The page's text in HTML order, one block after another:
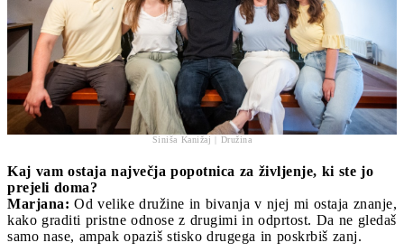
Siniša Kanižaj | Družina
Kaj vam ostaja največja popotnica za življenje, ki ste jo
prejeli doma?
Marjana: Od velike družine in bivanja v njej mi ostaja znanje,
kako graditi pristne odnose z drugimi in odprtost. Da ne gledaš
samo nase, ampak opaziš stisko drugega in poskrbiš zanj.